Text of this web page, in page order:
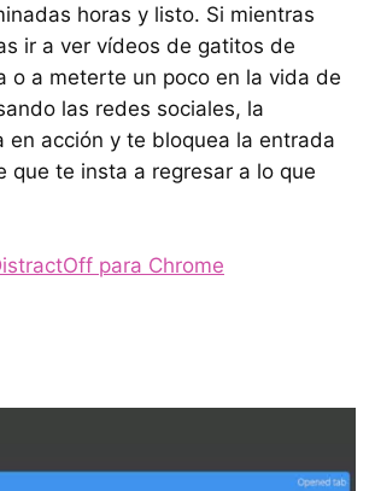
horas y listo. Si mientras
ir a ver vídeos de gatitos de
o a meterte un poco en la vida de
las redes sociales, la
en acción y te bloquea la entrada
que te insta a regresar a lo que
para Chrome